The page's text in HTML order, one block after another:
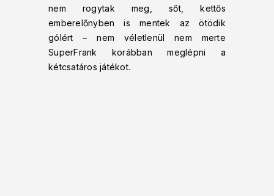
nem rogytak meg, sőt, kettős
emberelőnyben is mentek az ötödik
gólért – nem véletlenül nem merte
SuperFrank korábban meglépni a
kétcsatáros játékot.